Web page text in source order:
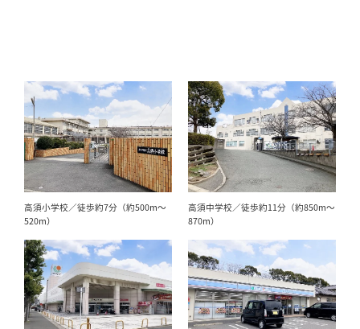
高須小学校／徒歩約7分（約500m～
520m）
高須中学校／徒歩約11分（約850m～
870m）